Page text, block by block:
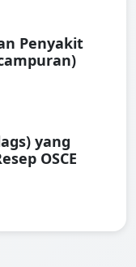
Penyakit
yang
OSCE